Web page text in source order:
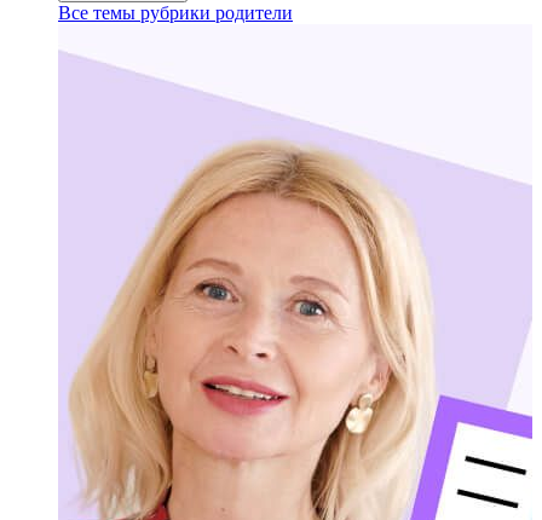
Все темы рубрики родители